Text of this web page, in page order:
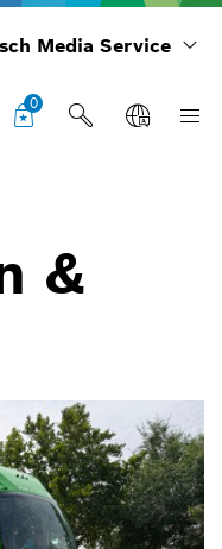
Media Service
0
&